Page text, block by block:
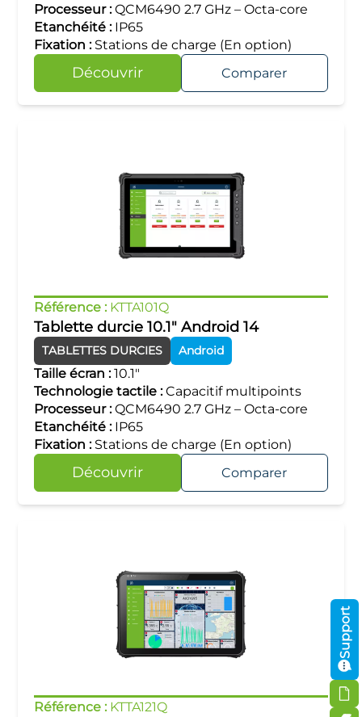
Processeur :QCM6490 2.7 GHz – Octa-core
Etanchéité : IP65
Fixation : Stations de charge (En option)
Découvrir Comparer
Référence : KTTA101Q
Tablette durcie 10.1" Android 14
TABLETTES DURCIES Android
Taille écran :10.1"
Technologie tactile :Capacitif multipoints
Processeur :QCM6490 2.7 GHz – Octa-core
Etanchéité : IP65
Fixation : Stations de charge (En option)
Découvrir Comparer
Référence : KTTA121Q
Support